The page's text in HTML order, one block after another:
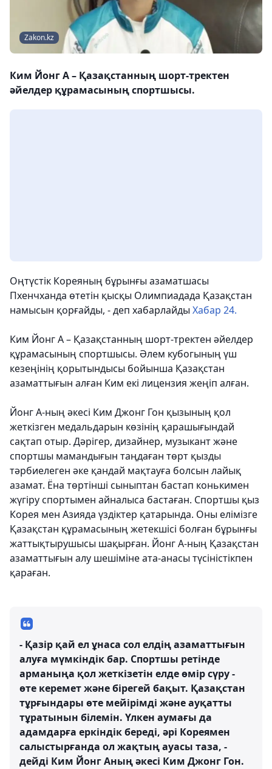
Zakon.kz
Ким Йонг А – Қазақстанның шорт-тректен
әйелдер құрамасының спортшысы.
Оңтүстік Кореяның бұрынғы азаматшасы
Пхенчханда өтетін қысқы Олимпиадада Қазақстан
намысын қорғайды, - деп хабарлайды Хабар 24.
Ким Йонг А – Қазақстанның шорт-тректен әйелдер
құрамасының спортшысы. Әлем кубогының үш
кезеңінің қорытындысы бойынша Қазақстан
азаматтығын алған Ким екі лицензия жеңіп алған.
Йонг А-ның әкесі Ким Джонг Гон қызының қол
жеткізген медальдарын көзінің қарашығындай
сақтап отыр. Дәрігер, дизайнер, музыкант және
спортшы мамандығын таңдаған төрт қызды
тәрбиелеген әке қандай мақтауға болсын лайық
азамат. Ёна төртінші сыныптан бастап конькимен
жүгіру спортымен айналыса бастаған. Спортшы қыз
Корея мен Азияда үздіктер қатарында. Оны елімізге
Қазақстан құрамасының жетекшісі болған бұрынғы
жаттықтырушысы шақырған. Йонг А-ның Қазақстан
азаматтығын алу шешіміне ата-анасы түсіністікпен
қараған.
- Қазір қай ел ұнаса сол елдің азаматтығын
алуға мүмкіндік бар. Спортшы ретінде
арманыңа қол жеткізетін елде өмір сүру -
өте керемет және бірегей бақыт. Қазақстан
тұрғындары өте мейірімді және ауқатты
тұратынын білемін. Үлкен аумағы да
адамдарға еркіндік береді, әрі Кореямен
салыстырғанда ол жақтың ауасы таза, -
дейді Ким Йонг Аның әкесі Ким Джонг Гон.